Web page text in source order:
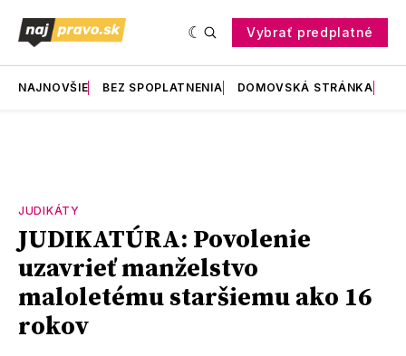
Vybrať predplatné
NAJNOVŠIE BEZ SPOPLATNENIA DOMOVSKÁ STRÁNKA
JUDIKÁTY
JUDIKATÚRA: Povolenie
uzavrieť manželstvo
maloletému staršiemu ako 16
rokov